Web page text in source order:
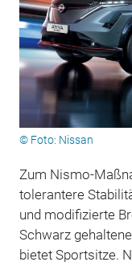
© Foto: Nissan
Zum Nismo-
tolerantere
und modifizierte
Schwarz
bietet Sportsitze.